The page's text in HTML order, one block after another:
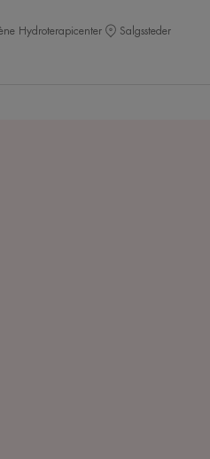
Hydroterapicenter Salgssteder